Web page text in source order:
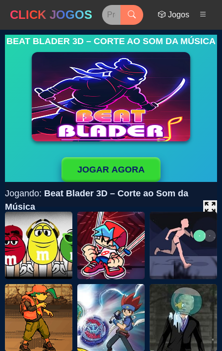
CLICK JOGOS 🎲 Jogos
BEAT BLADER 3D – CORTE AO SOM DA MÚSICA
JOGAR AGORA
Jogando: Beat Blader 3D – Corte ao Som da
Música